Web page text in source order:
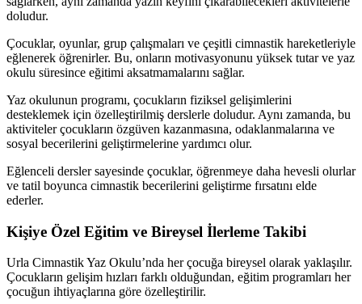
doludur.
Çocuklar, oyunlar, grup çalışmaları ve çeşitli cimnastik hareketleriyle
eğlenerek öğrenirler. Bu, onların motivasyonunu yüksek tutar ve yaz
okulu süresince eğitimi aksatmamalarını sağlar.
Yaz okulunun programı, çocukların fiziksel gelişimlerini
desteklemek için özelleştirilmiş derslerle doludur. Aynı zamanda, bu
aktiviteler çocukların özgüven kazanmasına, odaklanmalarına ve
sosyal becerilerini geliştirmelerine yardımcı olur.
Eğlenceli dersler sayesinde çocuklar, öğrenmeye daha hevesli olurlar
ve tatil boyunca cimnastik becerilerini geliştirme fırsatını elde
ederler.
Kişiye Özel Eğitim ve Bireysel İlerleme Takibi
Urla Cimnastik Yaz Okulu’nda her çocuğa bireysel olarak yaklaşılır.
Çocukların gelişim hızları farklı olduğundan, eğitim programları her
çocuğun ihtiyaçlarına göre özelleştirilir.